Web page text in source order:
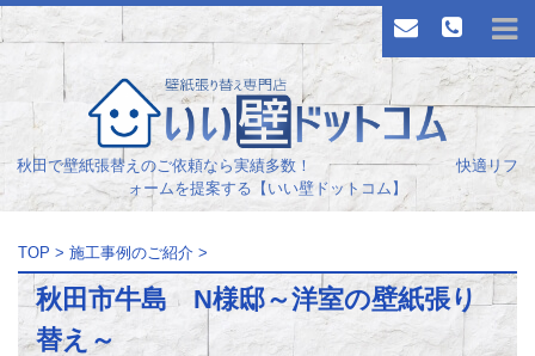
秋田で壁紙張替えのご依頼なら実績多数！ 快適リフ
ォームを提案する【いい壁ドットコム】
TOP > 施工事例のご紹介 >
秋田市牛島 N様邸～洋室の壁紙張り
替え～